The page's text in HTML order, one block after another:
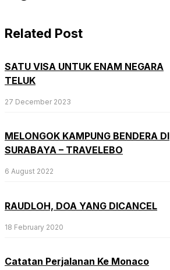
Related Post
SATU VISA UNTUK ENAM NEGARA
TELUK
27 December 2023
MELONGOK KAMPUNG BENDERA DI
SURABAYA – TRAVELEBO
6 August 2022
RAUDLOH, DOA YANG DICANCEL
18 February 2020
Catatan Perjalanan Ke Monaco